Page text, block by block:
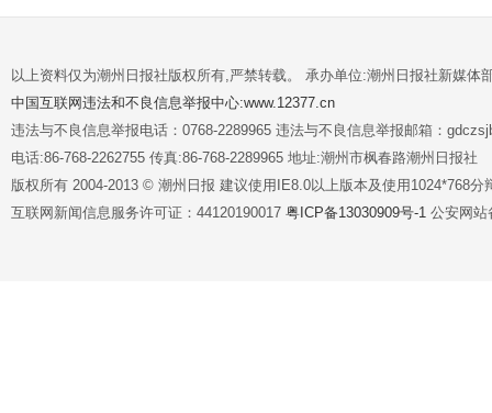
以上资料仅为潮州日报社版权所有,严禁转载。 承办单位:潮州日报社新媒体
中国互联网违法和不良信息举报中心:www.12377.cn
违法与不良信息举报电话：0768-2289965 违法与不良信息举报邮箱：
电话:86-768-2262755 传真:86-768-2289965 地址:潮州市枫春路潮州日报社
版权所有 2004-2013 © 潮州日报 建议使用IE8.0以上版本及使用1024*768分
互联网新闻信息服务许可证：44120190017 粤ICP备13030909号-1 公安网站